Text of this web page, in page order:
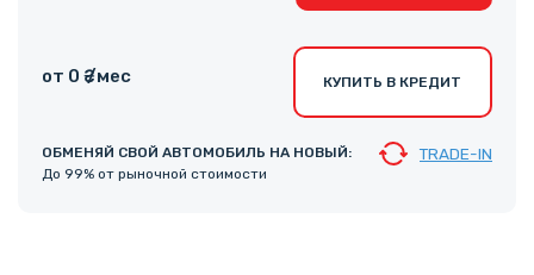
от 0 ₴ /мес КУПИТЬ В КРЕДИТ
ОБМЕНЯЙ СВОЙ АВТОМОБИЛЬ НА НОВЫЙ:
До 99% от рыночной стоимости
TRADE-IN